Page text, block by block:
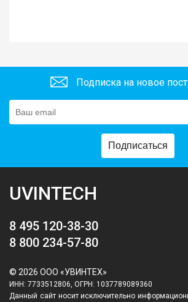
Подписка на новое
Подписаться
UVINTECH
8 495 120-38-30
8 800 234-57-80
© 2026 ООО «УВИНТЕХ»
ИНН: 7733512806, ОГРН: 1037789089360
Данный сайт носит исключительно